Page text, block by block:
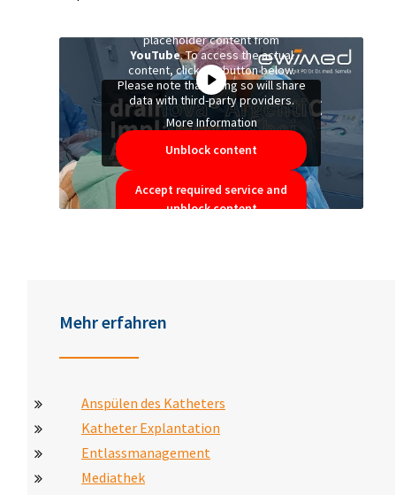
placeholder content from
YouTube. To access the actual
content, click the button below.
Please note that doing so will share
data with third-party providers.
More Information
Unblock content
Accept required service and
unblock content
Mehr erfahren
Anspülen des Katheters
Katheter Explantation
Entlassmanagement
Mediathek